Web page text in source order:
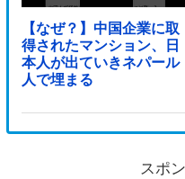
【なぜ？】中国企業に取
得されたマンション、日
本人が出ていきネパール
人で埋まる
スポ